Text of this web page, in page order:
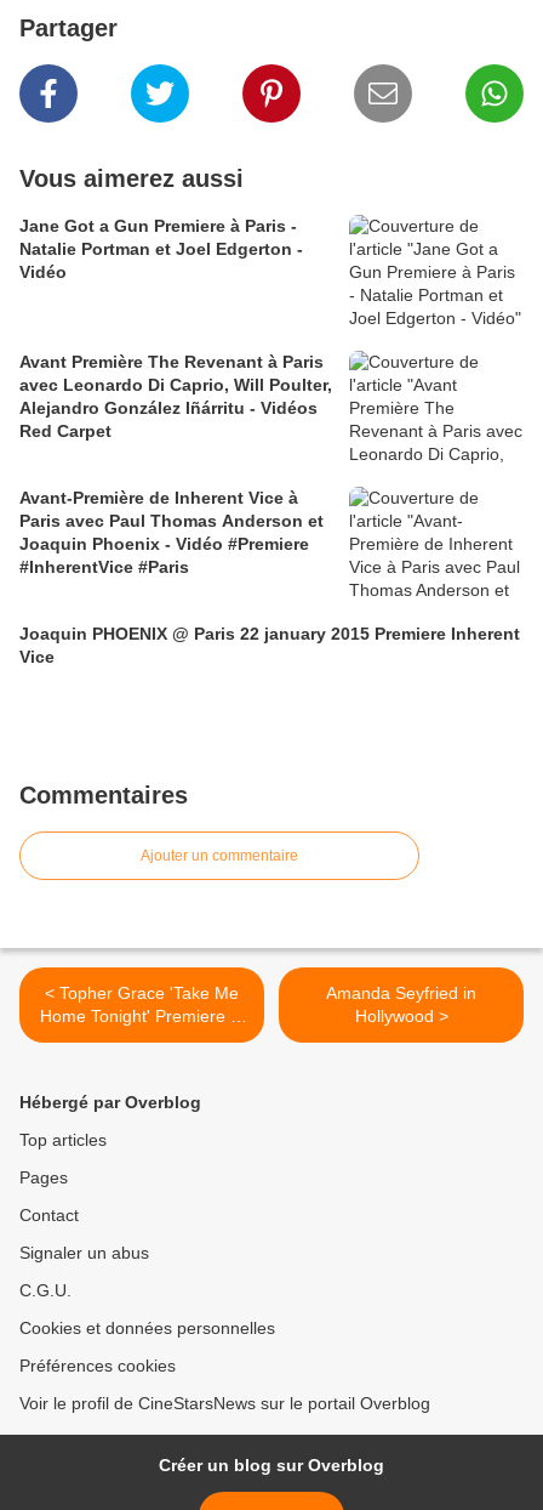
Partager
Vous aimerez aussi
Jane Got a Gun Premiere à Paris -
Natalie Portman et Joel Edgerton -
Vidéo
Avant Première The Revenant à Paris
avec Leonardo Di Caprio, Will Poulter,
Alejandro González Iñárritu - Vidéos
Red Carpet
Avant-Première de Inherent Vice à
Paris avec Paul Thomas Anderson et
Joaquin Phoenix - Vidéo #Premiere
#InherentVice #Paris
Joaquin PHOENIX @ Paris 22 january 2015 Premiere Inherent
Vice
Commentaires
Ajouter un commentaire
< Topher Grace 'Take Me
Home Tonight' Premiere in
Los Angeles
Amanda Seyfried in
Hollywood >
Hébergé par Overblog
Top articles
Pages
Contact
Signaler un abus
C.G.U.
Cookies et données personnelles
Préférences cookies
Voir le profil de CineStarsNews sur le portail Overblog
Créer un blog sur Overblog